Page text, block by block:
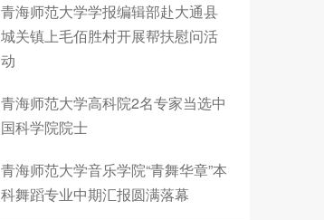
青海师范大学学报编辑部赴大通县
城关镇上毛佰胜村开展帮扶慰问活
动
青海师范大学高科院2名专家当选中
国科学院院士
青海师范大学音乐学院“青舞华章”本
科舞蹈专业中期汇报圆满落幕